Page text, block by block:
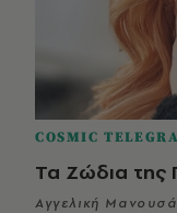
COSMIC
Τα Ζώδια της
Αγγελική